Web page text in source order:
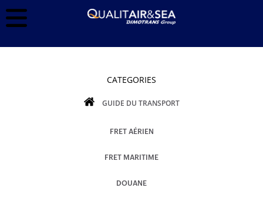
CATEGORIES
GUIDE DU TRANSPORT
FRET AÉRIEN
FRET MARITIME
DOUANE